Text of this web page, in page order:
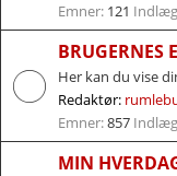
Emner: 121
BRUGERNES
Her kan du vise
Redaktør:
Emner:857
MIN